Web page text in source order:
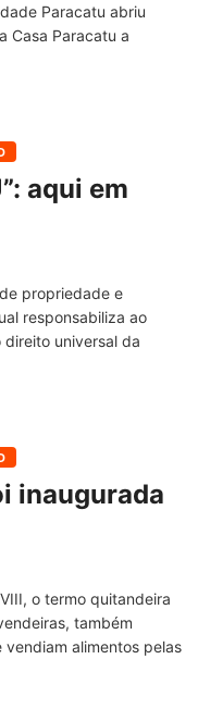
Paracatu abriu
Casa Paracatu a
aqui em
propriedade e
responsabiliza ao
universal da
inaugurada
o termo quitandeira
também
alimentos pelas